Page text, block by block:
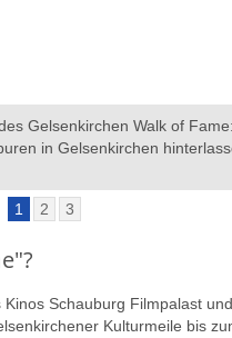
Gelsenkirchen Walk of
in Gelsenkirchen
1 2 3
Schauburg Filmpalast
Kulturmeile bis